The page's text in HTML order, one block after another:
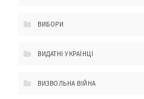
ВИБОРИ
ВИДАТНІ УКРАЇНЦІ
ВИЗВОЛЬНА ВІЙНА